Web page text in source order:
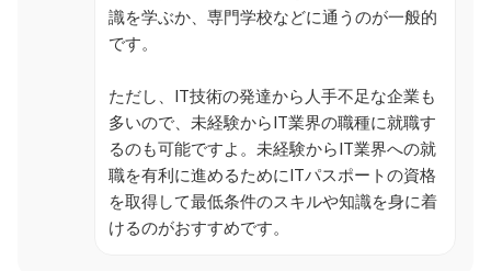
識を学ぶか、専門学校などに通うのが一般的
です。
ただし、IT技術の発達から人手不足な企業も
多いので、未経験からIT業界の職種に就職す
るのも可能ですよ。未経験からIT業界への就
職を有利に進めるためにITパスポートの資格
を取得して最低条件のスキルや知識を身に着
けるのがおすすめです。